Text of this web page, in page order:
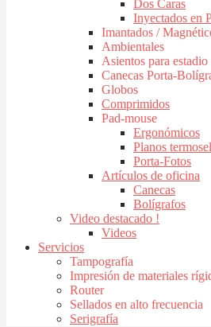
Dos Caras
Inyectados en
Imantados /
Ambientales
Asientos para estadio
Canecas Porta-
Globos
Comprimidos
Pad-mouse
Ergonómicos
Planos
Porta-Fotos
Artículos de oficina
Canecas
Bolígrafos
Video destacado !
Videos
Servicios
Tampografía
Impresión de materiales
Router
Sellados en alto frecuencia
Serigrafía